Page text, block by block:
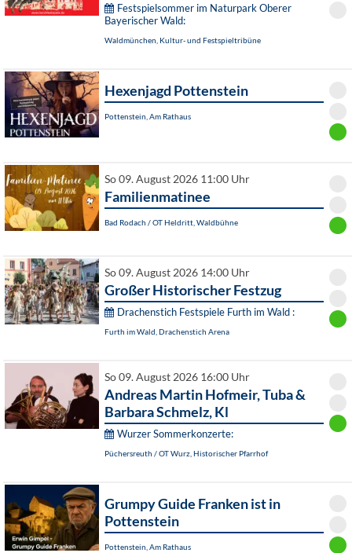
Festspielsommer im Naturpark Oberer
Bayerischer Wald:
Waldmünchen, Kultur- und Festspieltribüne
Hexenjagd Pottenstein
Pottenstein, Am Rathaus
So 09. August 2026 11:00 Uhr
Familienmatinee
Bad Rodach / OT Heldritt, Waldbühne
So 09. August 2026 14:00 Uhr
Großer Historischer Festzug
Drachenstich Festspiele Furth im Wald :
Furth im Wald, Drachenstich Arena
So 09. August 2026 16:00 Uhr
Andreas Martin Hofmeir, Tuba &
Barbara Schmelz, Kl
Wurzer Sommerkonzerte:
Püchersreuth / OT Wurz, Historischer Pfarrhof
Grumpy Guide Franken ist in
Pottenstein
Pottenstein, Am Rathaus